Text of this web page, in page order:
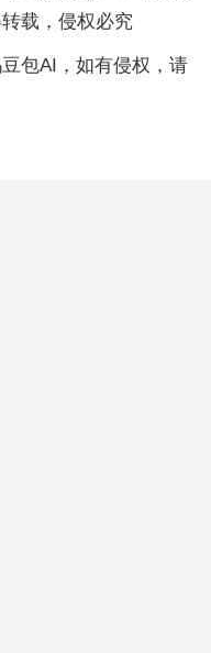
载，侵权必究
包AI，如有侵权，请